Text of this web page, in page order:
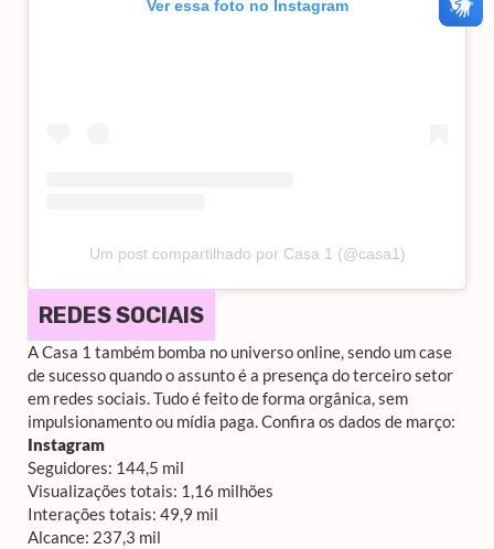
Ver essa foto no Instagram
Um post compartilhado por Casa 1 (@casa1)
REDES SOCIAIS
A Casa 1 também bomba no universo online, sendo um case
de sucesso quando o assunto é a presença do terceiro setor
em redes sociais. Tudo é feito de forma orgânica, sem
impulsionamento ou mídia paga. Confira os dados de março:
Instagram
Seguidores: 144,5 mil
Visualizações totais: 1,16 milhões
Interações totais: 49,9 mil
Alcance: 237,3 mil